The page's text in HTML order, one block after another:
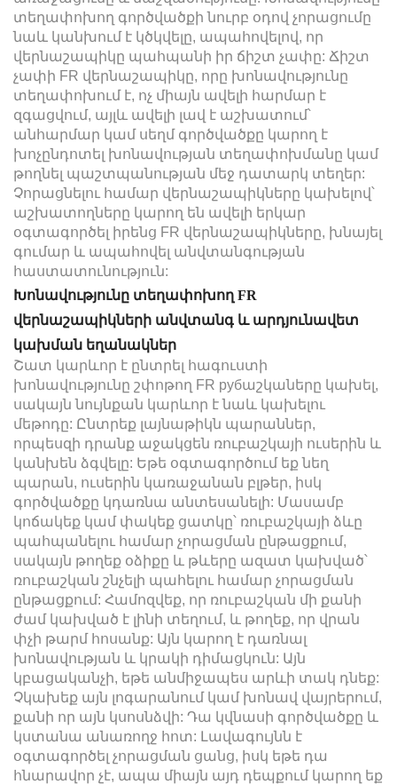
տեղափոխող գործվածքի նուրբ օդով չորացումը
նաև կանխում է կծկվելը, ապահովելով, որ
վերնաշապիկը պահպանի իր ճիշտ չափը: Ճիշտ
չափի FR վերնաշապիկը, որը խոնավությունը
տեղափոխում է, ոչ միայն ավելի հարմար է
զգացվում, այլև ավելի լավ է աշխատում՝
անհարմար կամ սեղմ գործվածքը կարող է
խոչընդոտել խոնավության տեղափոխմանը կամ
թողնել պաշտպանության մեջ դատարկ տեղեր:
Չորացնելու համար վերնաշապիկները կախելով՝
աշխատողները կարող են ավելի երկար
օգտագործել իրենց FR վերնաշապիկները, խնայել
գումար և ապահովել անվտանգության
հաստատունություն:
Խոնավությունը տեղափոխող FR
վերնաշապիկների անվտանգ և արդյունավետ
կախման եղանակներ
Շատ կարևոր է ընտրել հագուստի
խոնավությունը շփոթող FR рубաշկաները կախել,
սակայն նույնքան կարևոր է նաև կախելու
մեթոդը: Ընտրեք լայնաթիկն պարաններ,
որպեսզի դրանք աջակցեն ռուբաշկայի ուսերին և
կանխեն ձգվելը: Եթե օգտագործում եք նեղ
պարան, ուսերին կառաջանան բլթեր, իսկ
գործվածքը կդառնա անտեսանելի: Մասամբ
կոճակեք կամ փակեք ցատկը՝ ռուբաշկայի ձևը
պահպանելու համար չորացման ընթացքում,
սակայն թողեք օձիքը և թևերը ազատ կախված՝
ռուբաշկան շնչելի պահելու համար չորացման
ընթացքում: Համոզվեք, որ ռուբաշկան մի քանի
ժամ կախված է լինի տեղում, և թողեք, որ վրան
փչի թարմ հոսանք: Այն կարող է դառնալ
խոնավության և կրակի դիմացկուն: Այն
կբացականչի, եթե անմիջապես արևի տակ դնեք:
Չկախեք այն լոգարանում կամ խոնավ վայրերում,
քանի որ այն կսոսնձվի: Դա կվնասի գործվածքը և
կստանա անառողջ հոտ: Լավագույնն է
օգտագործել չորացման ցանց, իսկ եթե դա
հնարավոր չէ, ապա միայն այդ դեպքում կարող եք